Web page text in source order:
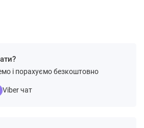
і порахуємо безкоштовно
Viber чат